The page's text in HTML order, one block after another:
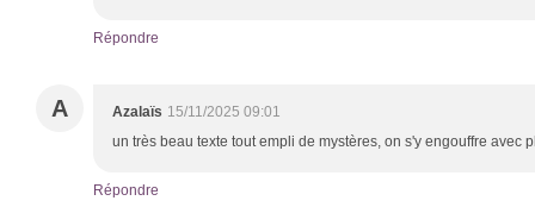
Répondre
A Azalaïs 15/11/2025 09:01
un très beau texte tout empli de mystères, on s'y engouffre avec
Répondre